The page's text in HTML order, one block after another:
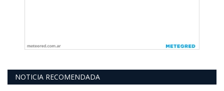
NOTICIA RECOMENDADA